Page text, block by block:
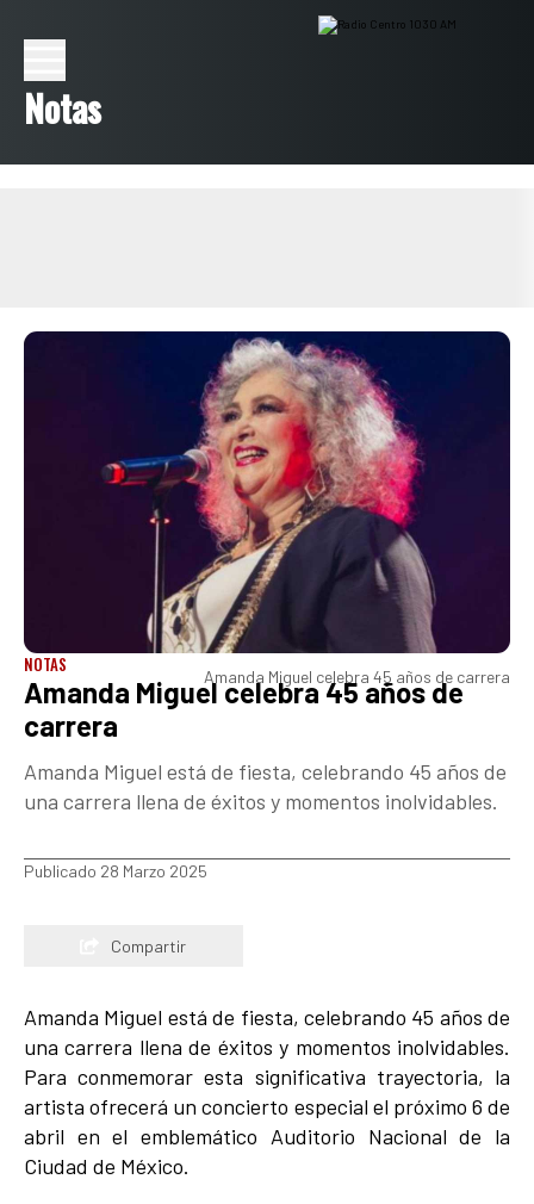
Notas
Amanda Miguel celebra 45 años de carrera
NOTAS
Amanda Miguel celebra 45 años de
carrera
Amanda Miguel está de fiesta, celebrando 45 años de
una carrera llena de éxitos y momentos inolvidables.
Publicado 28 Marzo 2025
Compartir
Amanda Miguel está de fiesta, celebrando 45 años de
una carrera llena de éxitos y momentos inolvidables.
Para conmemorar esta significativa trayectoria, la
artista ofrecerá un concierto especial el próximo 6 de
abril en el emblemático Auditorio Nacional de la
Ciudad de México.​